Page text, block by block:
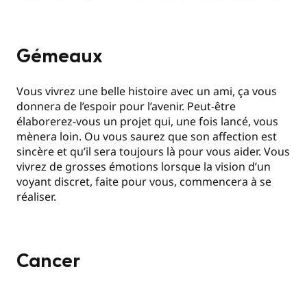
Gémeaux
Vous vivrez une belle histoire avec un ami, ça vous
donnera de l’espoir pour l’avenir. Peut-être
élaborerez-vous un projet qui, une fois lancé, vous
mènera loin. Ou vous saurez que son affection est
sincère et qu’il sera toujours là pour vous aider. Vous
vivrez de grosses émotions lorsque la vision d’un
voyant discret, faite pour vous, commencera à se
réaliser.
Cancer